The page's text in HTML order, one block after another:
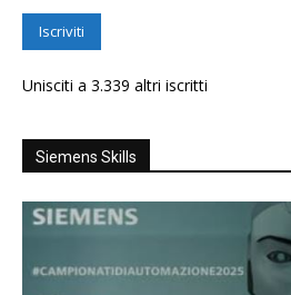
Iscriviti
Unisciti a 3.339 altri iscritti
Siemens Skills